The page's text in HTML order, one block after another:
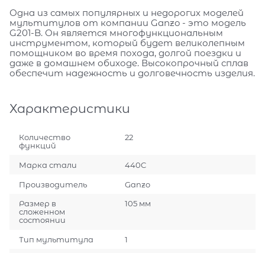
Одна из самых популярных и недорогих моделей
мультитулов от компании Ganzo - это модель
G201-B. Он является многофункциональным
инструментом, который будет великолепным
помощником во время похода, долгой поездки и
даже в домашнем обиходе. Высокопрочный сплав
обеспечит надежность и долговечность изделия.
Характеристики
Количество
функций
22
Марка стали 440C
Производитель Ganzo
Размер в
сложенном
состоянии
105 мм
Тип мультитула 1